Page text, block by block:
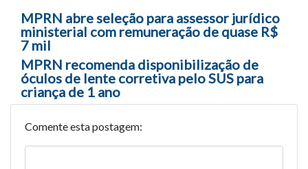
Navegação entre posts
MPRN abre seleção para assessor jurídico
ministerial com remuneração de quase R$
7 mil
MPRN recomenda disponibilização de
óculos de lente corretiva pelo SUS para
criança de 1 ano
Comente esta postagem: